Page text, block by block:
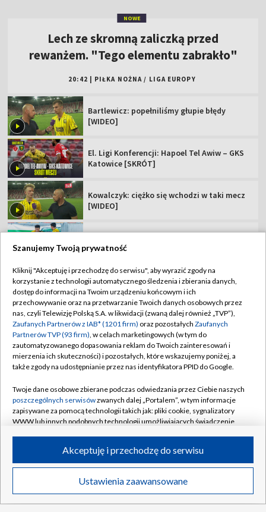
Transmisje Wideo
[WIDEO]
El. Ligi Konferencji: Hapoel Tel Awiw – GKS
Katowice [SKRÓT]
Kowalczyk: ciężko się wchodzi w taki mecz
Popis skrzydłowego Jagi. "Dubletu nie
Zagrali potencjalni rywale Polaków. Jest
Polskie kluby w europejskich pucharach.
DO GÓRY
TVP
Abonament TVP
Sklep TVP
Biuro Reklamy
Oferta Handlowa
Emisja w TVP
Rada Programowa
Ogłoszenia przetargowe
Akademia Telewizyjna
Informacje o nadawcy
Centrum informacji TVP
Regulamin TVP
Polityka prywatności
Moje zgody
Biuro reklamy
Kanały
©2026 Telewizja Polska Spółka Akcyjna w likwidacji
Szanujemy Twoją prywatność
Kliknij "Akceptuję i przechodzę do serwisu", aby wyrazić zgody na
korzystanie z technologii automatycznego śledzenia i zbierania danych,
dostęp do informacji na Twoim urządzeniu końcowym i ich
przechowywanie oraz na przetwarzanie Twoich danych osobowych przez
nas, czyli Telewizję Polską S.A. w likwidacji (zwaną dalej również „TVP”),
Zaufanych Partnerów z IAB* (1201 firm) oraz pozostałych Zaufanych
Partnerów TVP (93 firm), w celach marketingowych (w tym do
zautomatyzowanego dopasowania reklam do Twoich zainteresowań i
mierzenia ich skuteczności) i pozostałych, które wskazujemy poniżej, a
także zgody na udostępnianie przez nas identyfikatora PPID do Google.
Twoje dane osobowe zbierane podczas odwiedzania przez Ciebie naszych
poszczególnych serwisówzwanych dalej „Portalem”, w tym informacje
zapisywane za pomocą technologii takich jak: pliki cookie, sygnalizatory
WWW lub innych podobnych technologii umożliwiających świadczenie
ruchu w Internecie.
Twoje dane osobowe zbierane podczas odwiedzania przez Ciebie
poszczególnych serwisówna Portalu, takie jak adresy IP, identyfikatory
Ustawienia zaawansowane
Akceptuję i przechodzę do serwisu